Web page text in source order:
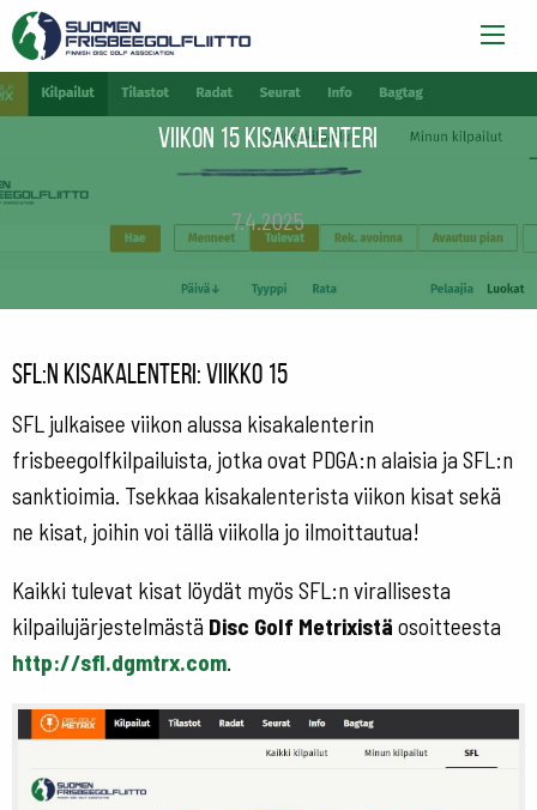
Viikon 15 kisakalenteri
7.4.2025
SFL:n kisakalenteri: viikko 15
SFL julkaisee viikon alussa kisakalenterin
frisbeegolfkilpailuista, jotka ovat PDGA:n alaisia ja SFL:n
sanktioimia. Tsekkaa kisakalenterista viikon kisat sekä
ne kisat, joihin voi tällä viikolla jo ilmoittautua!
Kaikki tulevat kisat löydät myös SFL:n virallisesta
kilpailujärjestelmästä Disc Golf Metrixistä osoitteesta
http://sfl.dgmtrx.com.